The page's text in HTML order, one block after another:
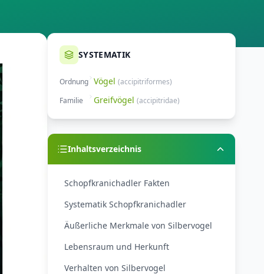
SYSTEMATIK
Ordnung Vögel (accipitriformes)
Familie
Greifvögel (accipitridae)
Inhaltsverzeichnis
Schopfkranichadler Fakten
Systematik Schopfkranichadler
Äußerliche Merkmale von Silbervogel
Lebensraum und Herkunft
Verhalten von Silbervogel